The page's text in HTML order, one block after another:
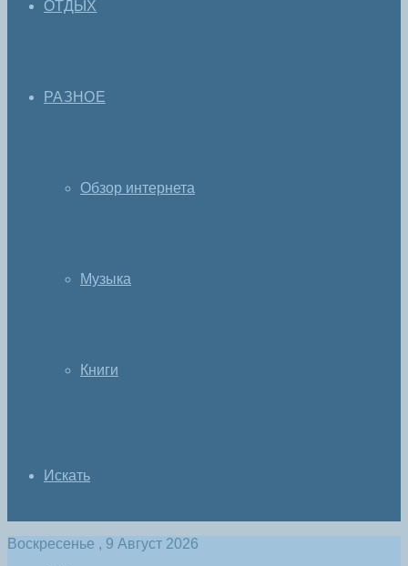
ОТДЫХ
РАЗНОЕ
Обзор интернета
Музыка
Книги
Искать
Воскресенье , 9 Август 2026